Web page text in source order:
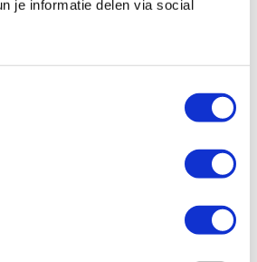
je informatie delen via social